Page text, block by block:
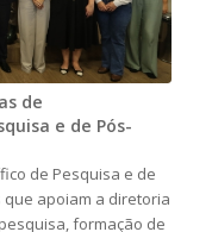
de
e de Pós-
de Pesquisa e de
apoiam a diretoria
formação de